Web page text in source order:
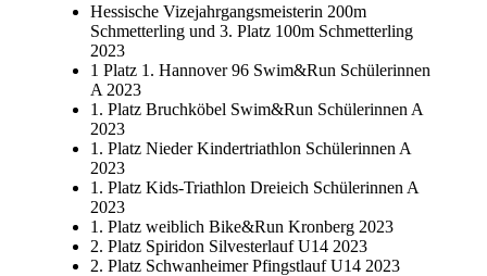
Hessische Vizejahrgangsmeisterin 200m
Schmetterling und 3. Platz 100m Schmetterling
2023
1 Platz 1. Hannover 96 Swim&Run Schülerinnen
A 2023
1. Platz Bruchköbel Swim&Run Schülerinnen A
2023
1. Platz Nieder Kindertriathlon Schülerinnen A
2023
1. Platz Kids-Triathlon Dreieich Schülerinnen A
2023
1. Platz weiblich Bike&Run Kronberg 2023
2. Platz Spiridon Silvesterlauf U14 2023
2. Platz Schwanheimer Pfingstlauf U14 2023